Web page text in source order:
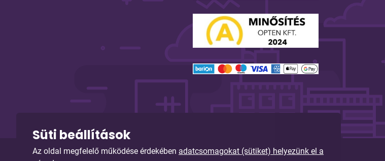
Süti beállítások
Az oldal megfelelő működése érdekében adatcsomagokat (sütiket) helyezünk el a